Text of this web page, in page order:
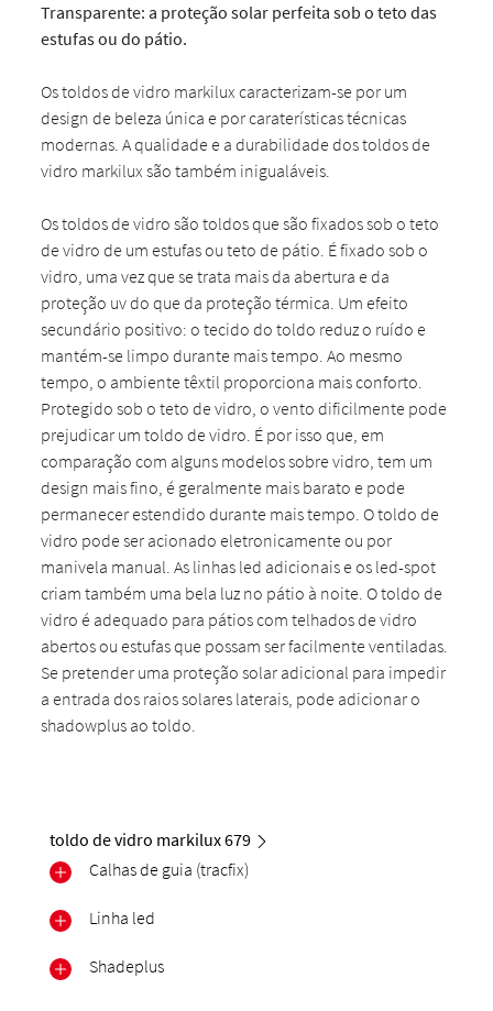
Transparente: a proteção solar perfeita sob o teto das
estufas ou do pátio.
Os toldos de vidro markilux caracterizam-se por um
design de beleza única e por caraterísticas técnicas
modernas. A qualidade e a durabilidade dos toldos de
vidro markilux são também inigualáveis.
Os toldos de vidro são toldos que são fixados sob o teto
de vidro de um estufas ou teto de pátio. É fixado sob o
vidro, uma vez que se trata mais da abertura e da
proteção uv do que da proteção térmica. Um efeito
secundário positivo: o tecido do toldo reduz o ruído e
mantém-se limpo durante mais tempo. Ao mesmo
tempo, o ambiente têxtil proporciona mais conforto.
Protegido sob o teto de vidro, o vento dificilmente pode
prejudicar um toldo de vidro. É por isso que, em
comparação com alguns modelos sobre vidro, tem um
design mais fino, é geralmente mais barato e pode
permanecer estendido durante mais tempo. O toldo de
vidro pode ser acionado eletronicamente ou por
manivela manual. As linhas led adicionais e os led-spot
criam também uma bela luz no pátio à noite. O toldo de
vidro é adequado para pátios com telhados de vidro
abertos ou estufas que possam ser facilmente ventiladas.
Se pretender uma proteção solar adicional para impedir
a entrada dos raios solares laterais, pode adicionar o
shadowplus ao toldo.
toldo de vidro markilux 679
Calhas de guia (tracfix)
Linha led
Shadeplus